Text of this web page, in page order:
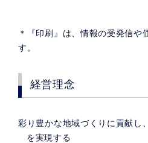
＊『印刷』は、情報の受発信や
す。
経営理念
彩り豊かな地域づくりに貢献し
を実現する